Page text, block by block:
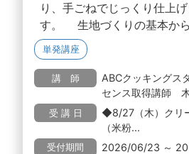
り、手ごねでじっくり仕上
す。 生地づくりの基本か
単発講座
講 師
ABCクッキングス
センス取得講師
受 講 日
◆8/27（木）クリ
（米粉...
受付期間 2026/06/23 ～